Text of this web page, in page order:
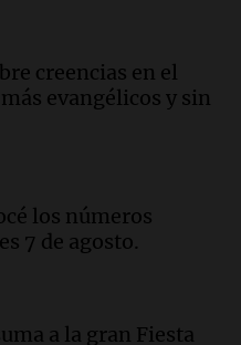
tras la muerte
por nueva
“Un 35,5% de
fue a templos a
creencias en el
evangélicos y sin
los números
7 de agosto.
a la gran Fiesta